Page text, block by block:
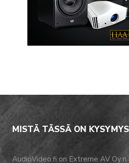
MISTÄ TÄSSÄ ON
AudioVideo.fi on Extreme AV